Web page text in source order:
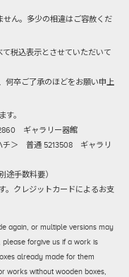
ん。多少の相違はご容赦くだ
税込表示とさせていただいて
何卒ご了承のほどをお願い申上
す。
ギャラリー器館
チ＞ 普通 5213508 ギャラリ
手数料要）
。クレジットカードによるお支
again, or multiple versions may
forgive us if a work is
already made for them
works without wooden boxes,